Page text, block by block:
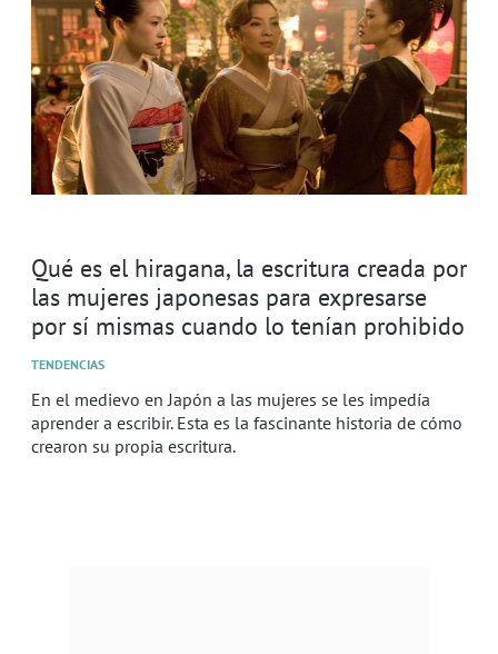
Qué es el hiragana, la escritura creada por
las mujeres japonesas para expresarse
por sí mismas cuando lo tenían prohibido
TENDENCIAS
En el medievo en Japón a las mujeres se les impedía
aprender a escribir. Esta es la fascinante historia de cómo
crearon su propia escritura.